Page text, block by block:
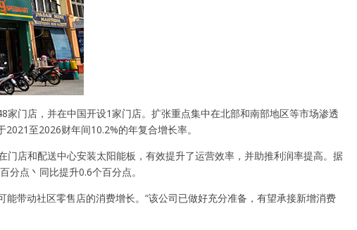
门店，并在中国开设1家门店。扩张重点集中在北部和南部地区等市场渗透
至2026财年间10.2%的年复合增长率。
店和配送中心安装太阳能板，有效提升了运营效率，并助推利润率提高。据
点丶同比提升0.6个百分点。
带动社区零售店的消费增长。“该公司已做好充分准备，有望承接新增消费